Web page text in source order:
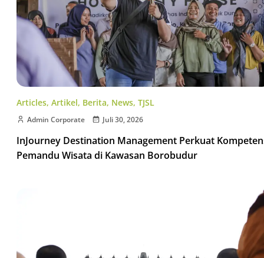
Articles, Artikel, Berita, News, TJSL
Admin Corporate Juli 30, 2026
InJourney Destination Management Perkuat
Pemandu Wisata di Kawasan Borobudur